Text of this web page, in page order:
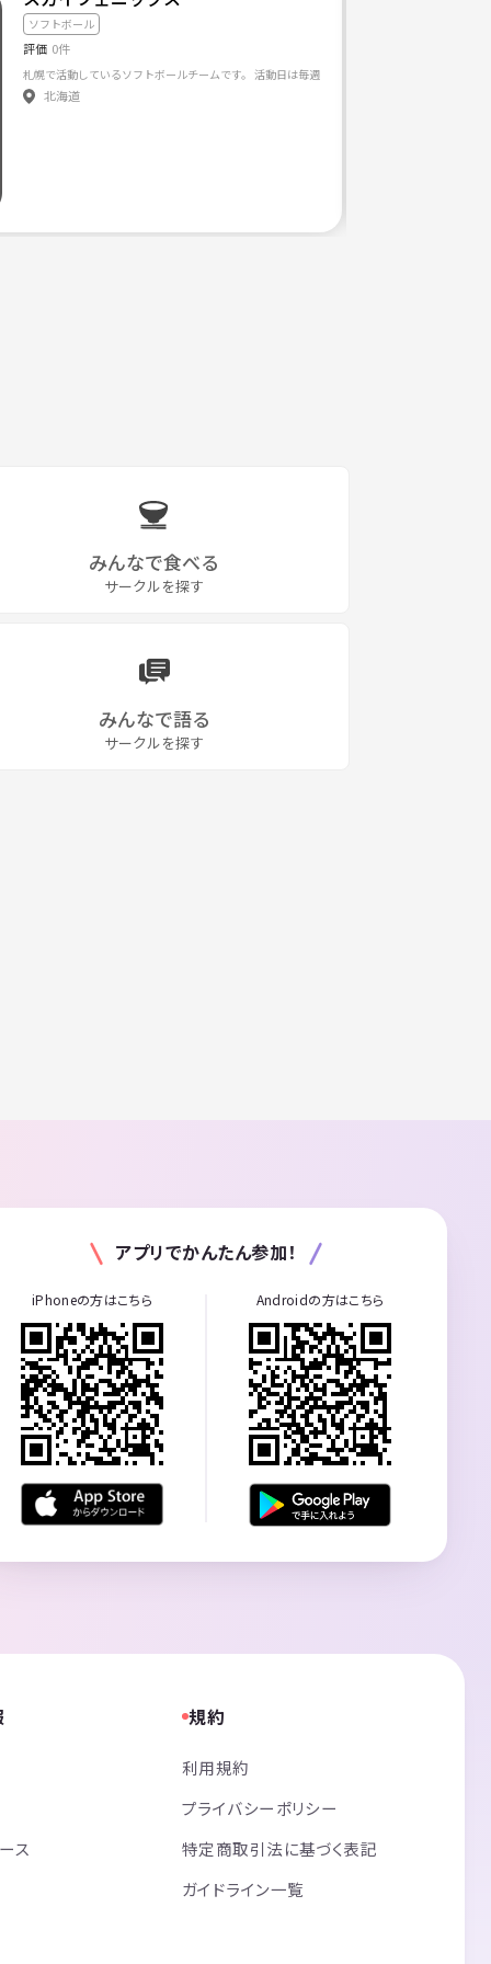
ソフトボール
評価 0件
札幌で活動しているソフトボールチームです。 活動日は毎週日曜日です。経験者、未経験者問
北海道
みんなで食べる
サークルを探す
みんなで語る
サークルを探す
アプリでかんたん参加！
iPhoneの方はこちら Androidの方はこちら
ス
規約
利用規約
プライバシーポリシー
特定商取引法に基づく表記
ガイドライン一覧